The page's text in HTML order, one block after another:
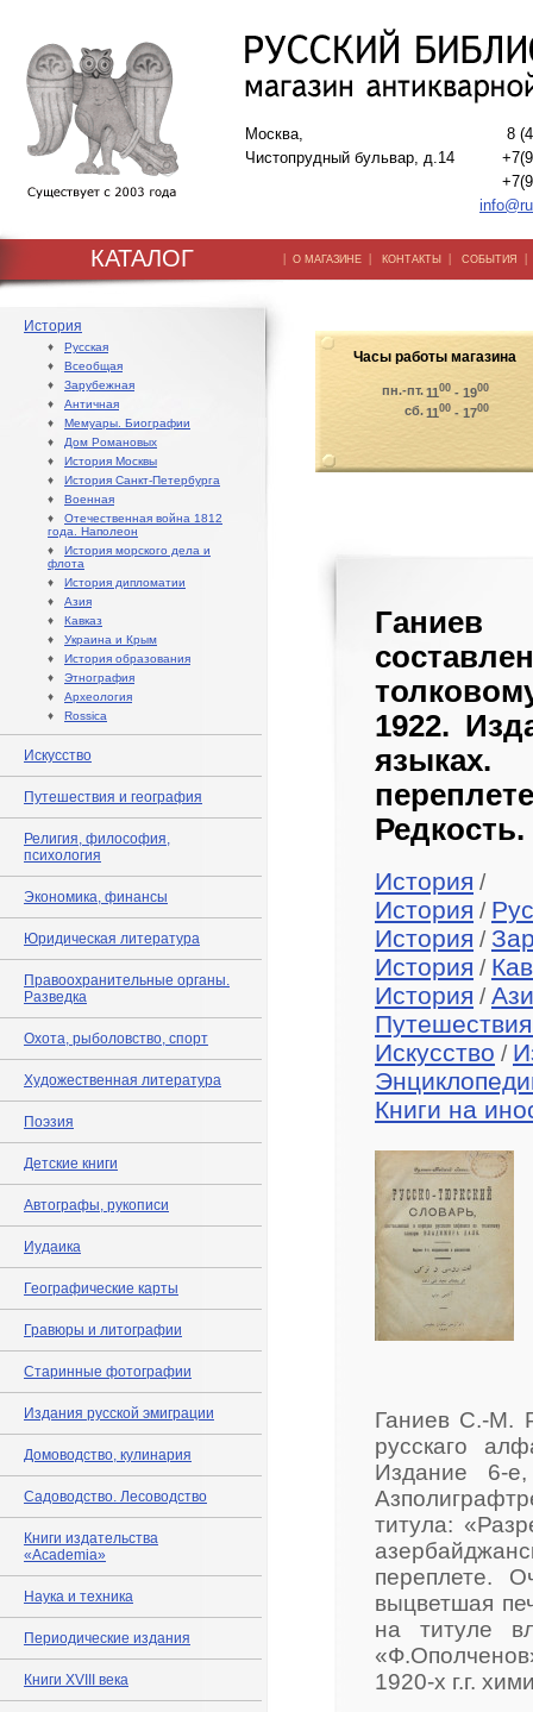
Москва,
Чистопрудный бульвар, д.14
8
КАТАЛОГ | О МАГАЗИНЕ | КОНТАКТЫ | СОБЫТИЯ
История
♦ Русская
♦ Всеобщая
♦ Зарубежная
♦ Античная
♦ Мемуары. Биографии
♦ Дом Романовых
♦ История Москвы
♦ История Санкт-Петербурга
♦ Военная
♦ Отечественная война 1812
года. Наполеон
♦ История морского дела и
флота
♦ История дипломатии
♦ Азия
♦ Кавказ
♦ Украина и Крым
♦ История образования
♦ Этнография
♦ Археология
♦ Rossica
Искусство
Путешествия и география
Религия, философия,
психология
Экономика, финансы
Юридическая литература
Правоохранительные органы.
Разведка
Охота, рыболовство, спорт
Художественная литература
Поэзия
Детские книги
Автографы, рукописи
Иудаика
Географические карты
Гравюры и литографии
Старинные фотографии
Издания русской эмиграции
Домоводство, кулинария
Садоводство. Лесоводство
Книги издательства
«Academia»
Наука и техника
Периодические издания
Книги XVIII века
Часы работы магазина
пн.-пт.1100 - 1900
сб.1100 - 1700
Ганиев
1922.
Редкость.
История /
История /
История /
История /
История /
Искусство /
Книги на
Ганиев С.-М.
русскаго
Издание 6-
титула:
переплете.
выцветшая
на титуле
1920-х г.г.